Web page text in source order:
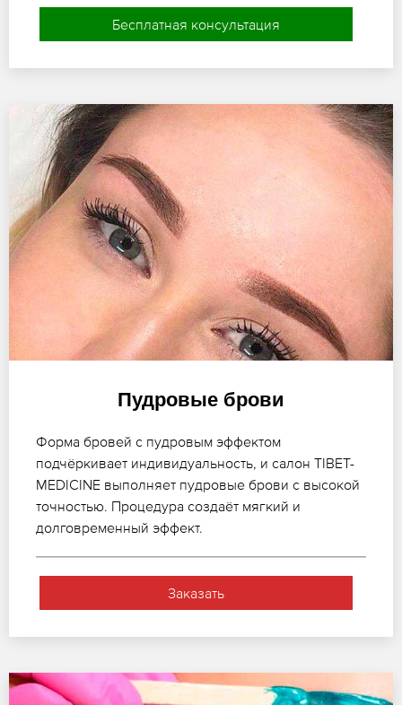
Бесплатная консультация
Пудровые брови
Форма бровей с пудровым эффектом
подчёркивает индивидуальность, и салон TIBET-
MEDICINE выполняет пудровые брови с высокой
точностью. Процедура создаёт мягкий и
долговременный эффект.
Заказать